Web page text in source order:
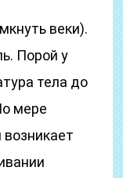
веки).
Порой у
тела до
мере